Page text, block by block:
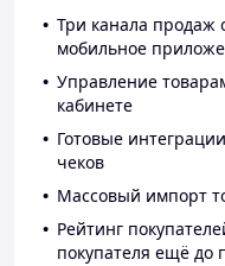
Три канала продаж
мобильное
Управление
кабинете
Готовые
чеков
Массовый импорт
Рейтинг
покупателя ещё до